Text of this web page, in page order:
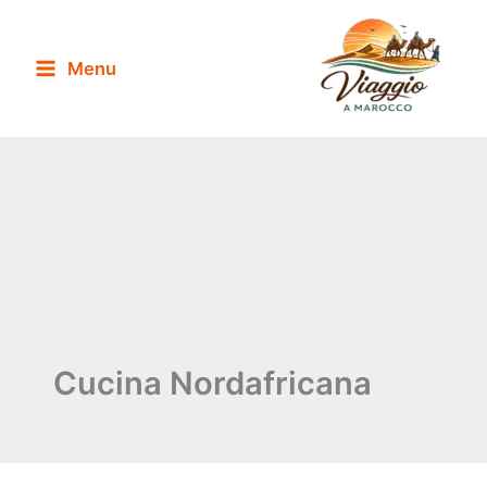
contenutoMenu
Cucina Nordafricana